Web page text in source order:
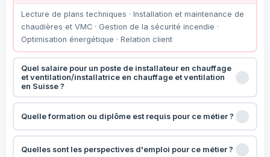
Lecture de plans techniques · Installation et maintenance de
chaudières et VMC · Gestion de la sécurité incendie ·
Optimisation énergétique · Relation client
Quel salaire pour un poste de installateur en chauffage
et ventilation/installatrice en chauffage et ventilation
en Suisse ?
Quelle formation ou diplôme est requis pour ce métier ?
Quelles sont les perspectives d'emploi pour ce métier ?